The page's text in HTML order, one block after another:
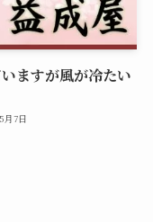
ますが風が冷たい
月7日